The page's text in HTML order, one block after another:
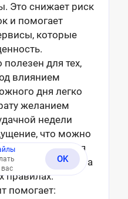
Это снижает риск
и помогает
которые
для тех,
влиянием
дня легко
желанием
недели
что можно
Но финансовая
на настроении, а
правилах.
помогает:
OK